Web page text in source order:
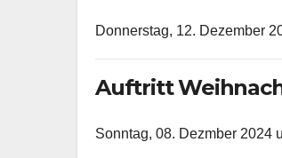
Donnerstag, 12. Dezember
Auftritt
Sonntag, 08. Dezmber 2024